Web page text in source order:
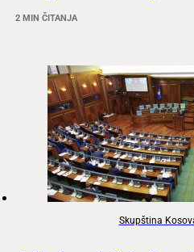
2 MIN ČITANJA
Skupština